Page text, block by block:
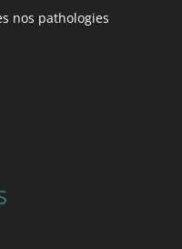
nos pathologies